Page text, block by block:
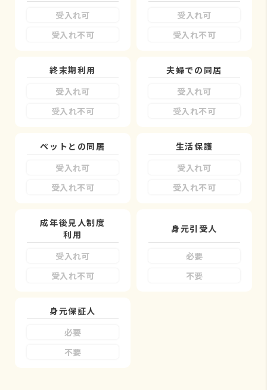
受入れ可
受入れ不可
受入れ可
受入れ不可
終末期利用
受入れ可
受入れ不可
夫婦での同居
受入れ可
受入れ不可
ペットとの同居
受入れ可
受入れ不可
生活保護
受入れ可
受入れ不可
成年後見人制度
利用
受入れ可
受入れ不可
身元引受人
必要
不要
身元保証人
必要
不要